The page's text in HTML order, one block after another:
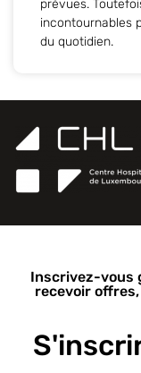
prévues.
incontournables
du quotidien.
Inscrivez-vous
recevoir